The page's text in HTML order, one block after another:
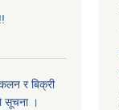
र बिक्री
सूचना ।